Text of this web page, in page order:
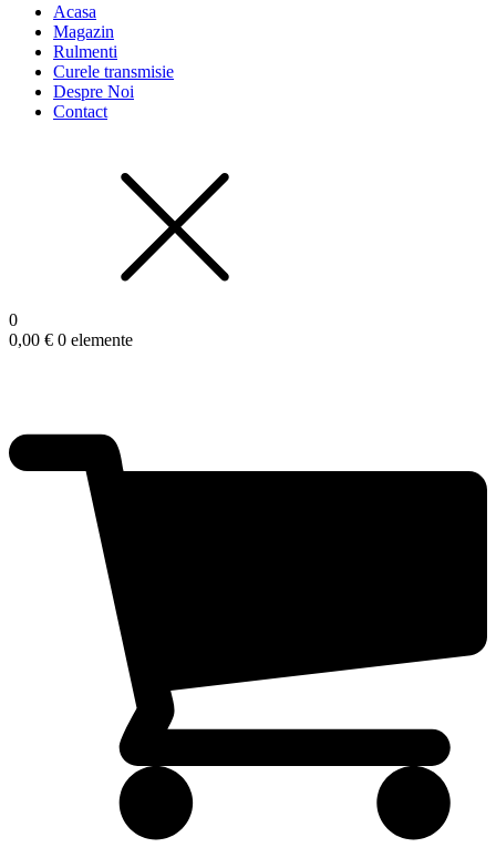
Acasa
Magazin
Rulmenti
Curele transmisie
Despre Noi
Contact
0
0,00 € 0 elemente